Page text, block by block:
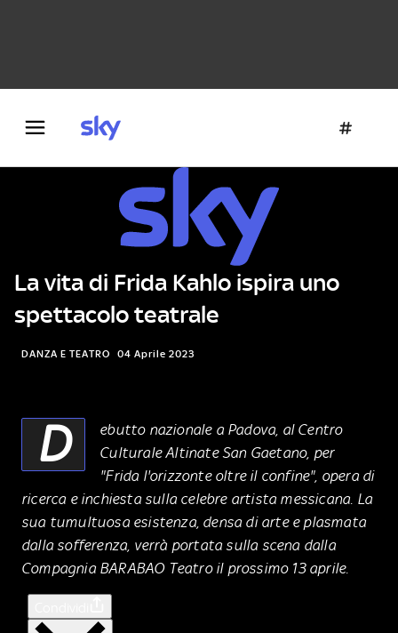
La vita di Frida Kahlo ispira uno
spettacolo teatrale
DANZA E TEATRO 04 Aprile 2023
D
ebutto nazionale a Padova, al Centro
Culturale Altinate San Gaetano, per
"Frida l'orizzonte oltre il confine", opera di
ricerca e inchiesta sulla celebre artista messicana. La
sua tumultuosa esistenza, densa di arte e plasmata
dalla sofferenza, verrà portata sulla scena dalla
Compagnia BARABAO Teatro il prossimo 13 aprile.